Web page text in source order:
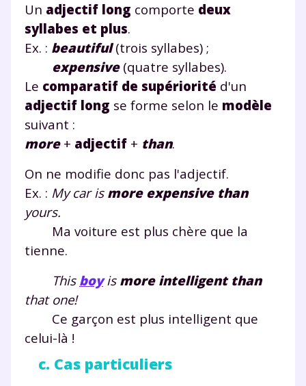
Un adjectif long comporte deux
syllabes et plus.
Ex. : beautiful(trois syllabes) ;
expensive(quatre syllabes).
Le comparatif de supériorité d'un
adjectif long se forme selon le modèle
suivant :
more+ adjectif + than.
On ne modifie donc pas l'adjectif.
Ex. : My car is more expensive than
yours.
Ma voiture est plus chère que la
tienne.
This boyis more intelligent than
that one!
Ce garçon est plus intelligent que
celui-là !
c. Cas particuliers